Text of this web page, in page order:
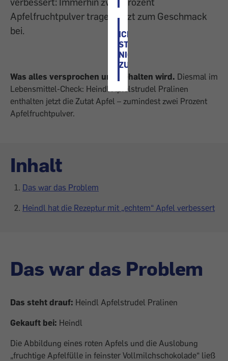
ICH
STIMME
NICHT
ZU
Apfelfruchtpulver tragen jetzt zum Geschmack
bei.
Was alles versprochen und gehalten wird. Diesmal im
Lebensmittel-Check: Heindl Apfelstrudel Pralinen
enthalten jetzt die Zutat Apfel – zumindest zwei Prozent
Apfelfruchtpulver.
Inhalt
Das war das Problem
Heindl hat die Rezeptur mit „echtem“ Apfel verbessert
Das war das Problem
Das steht drauf: Heindl Apfelstrudel Pralinen
Gekauft bei: Heindl
Die Abbildung eines roten Apfels und die Auslobung
„fruchtige Apfelfülle in feinster Vollmilchschokolade“ ließ